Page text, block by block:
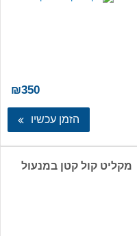
₪350
הזמן עכשיו
מקליט קול קטן במנעול